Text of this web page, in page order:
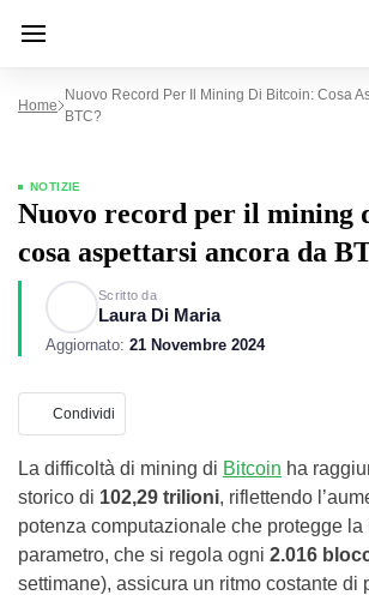
Home
Nuovo Record Per Il Mining Di Bitcoin: Cosa
BTC?
NOTIZIE
Nuovo record per il mining
cosa aspettarsi ancora da
Scritto da
Laura Di Maria
Aggiornato: 21 Novembre 2024
Condividi
La difficoltà di mining di Bitcoin ha
storico di 102,29 trilioni, riflettendo
potenza computazionale che protegge la
parametro, che si regola ogni 2.016
settimane), assicura un ritmo costante di